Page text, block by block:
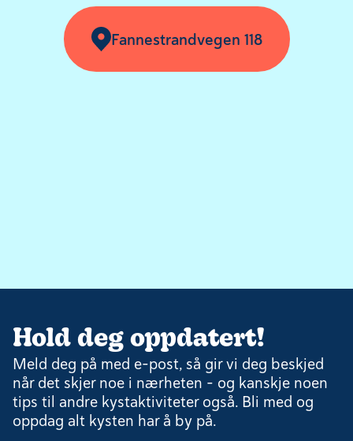
Fannestrandvegen 118
Hold deg oppdatert!
Meld deg på med e-post, så gir vi deg beskjed
når det skjer noe i nærheten – og kanskje noen
tips til andre kystaktiviteter også. Bli med og
oppdag alt kysten har å by på.